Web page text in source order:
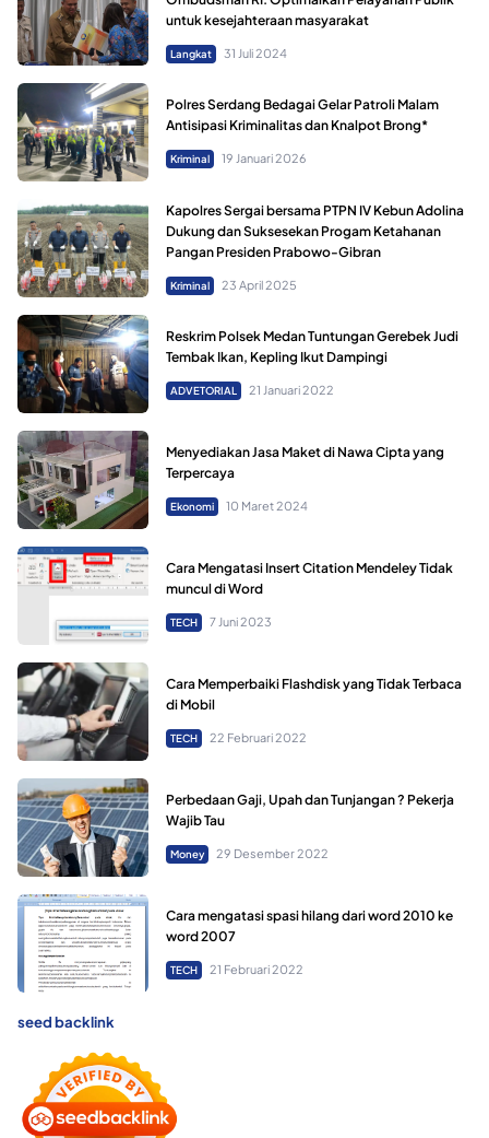
untuk kesejahteraan masyarakat
Langkat 31 Juli 2024
Polres Serdang Bedagai Gelar Patroli Malam
Antisipasi Kriminalitas dan Knalpot Brong*
Kriminal 19 Januari 2026
Kapolres Sergai bersama PTPN IV Kebun Adolina
Dukung dan Suksesekan Progam Ketahanan
Pangan Presiden Prabowo-Gibran
Kriminal 23 April 2025
Reskrim Polsek Medan Tuntungan Gerebek Judi
Tembak Ikan, Kepling Ikut Dampingi
ADVETORIAL 21 Januari 2022
Menyediakan Jasa Maket di Nawa Cipta yang
Terpercaya
Ekonomi 10 Maret 2024
Cara Mengatasi Insert Citation Mendeley Tidak
muncul di Word
TECH 7 Juni 2023
Cara Memperbaiki Flashdisk yang Tidak Terbaca
di Mobil
TECH 22 Februari 2022
Perbedaan Gaji, Upah dan Tunjangan ? Pekerja
Wajib Tau
Money 29 Desember 2022
Cara mengatasi spasi hilang dari word 2010 ke
word 2007
TECH 21 Februari 2022
seed backlink